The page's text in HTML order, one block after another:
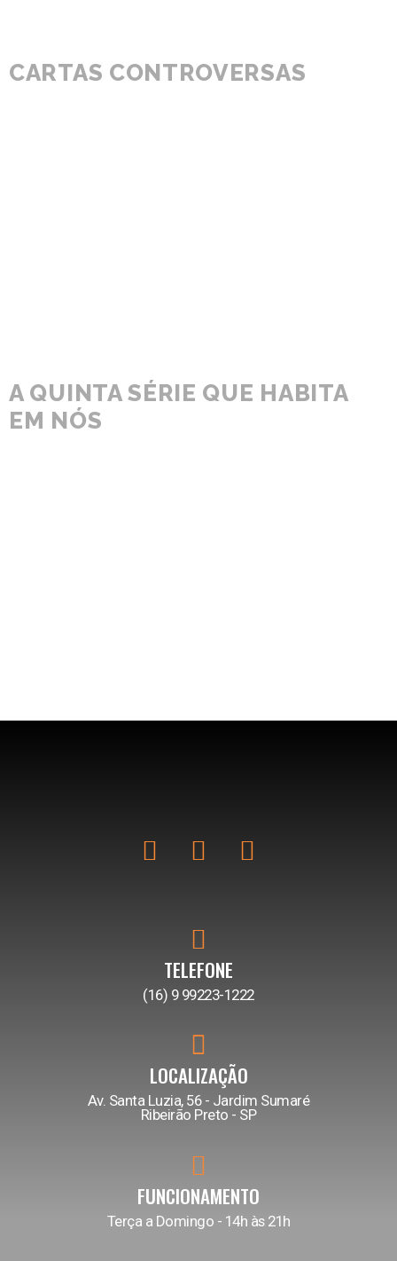
CARTAS CONTROVERSAS
A QUINTA SÉRIE QUE HABITA
EM NÓS
TELEFONE
(16) 9 99223-1222
LOCALIZAÇÃO
Av. Santa Luzia, 56 - Jardim Sumaré
Ribeirão Preto - SP
FUNCIONAMENTO
Terça a Domingo - 14h às 21h